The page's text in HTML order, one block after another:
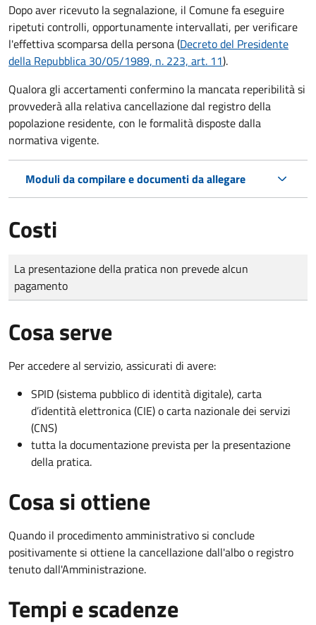
Dopo aver ricevuto la segnalazione, il Comune fa eseguire
ripetuti controlli, opportunamente intervallati, per verificare
l'effettiva scomparsa della persona (Decreto del Presidente
della Repubblica 30/05/1989, n. 223, art. 11).
Qualora gli accertamenti confermino la mancata reperibilità si
provvederà alla relativa cancellazione dal registro della
popolazione residente, con le formalità disposte dalla
normativa vigente.
Moduli da compilare e documenti da allegare
Costi
Tipo di pagamento
Importo
La presentazione della pratica non prevede alcun
pagamento
Cosa serve
Per accedere al servizio, assicurati di avere:
SPID (sistema pubblico di identità digitale), carta
d’identità elettronica (CIE) o carta nazionale dei servizi
(CNS)
tutta la documentazione prevista per la presentazione
della pratica.
Cosa si ottiene
Quando il procedimento amministrativo si conclude
positivamente si ottiene la cancellazione dall'albo o registro
tenuto dall'Amministrazione.
Tempi e scadenze